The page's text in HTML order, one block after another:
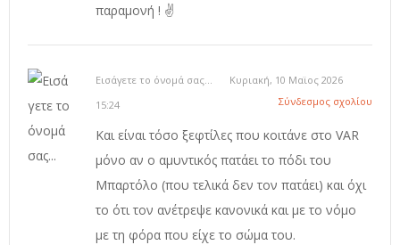
παραμονή ! ✌
Εισάγετε το όνομά σας...
Κυριακή, 10 Μαϊος 2026
15:24
Σύνδεσμος σχολίου
Και είναι τόσο ξεφτίλες που κοιτάνε στο VAR
μόνο αν ο αμυντικός πατάει το πόδι του
Μπαρτόλο (που τελικά δεν τον πατάει) και όχι
το ότι τον ανέτρεψε κανονικά και με το νόμο
με τη φόρα που είχε το σώμα του.